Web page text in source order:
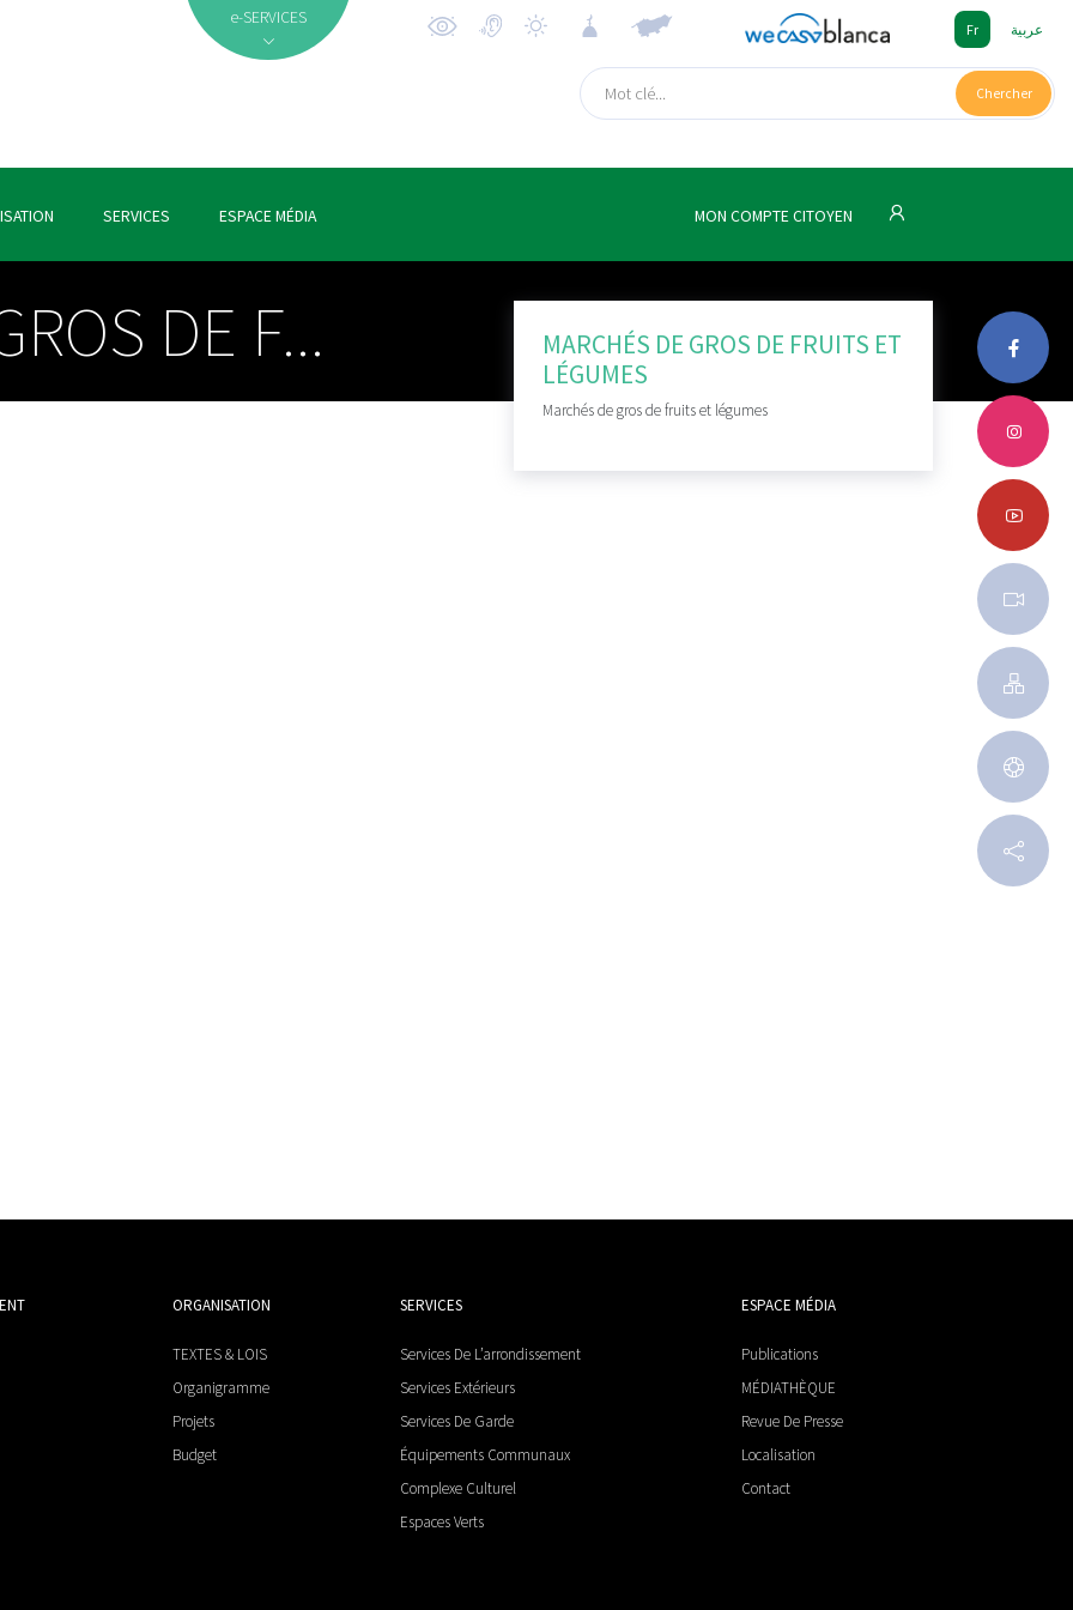
e-SERVICES
Fr عربية
Chercher
SERVICES ESPACE MÉDIA MON COMPTE CITOYEN
DE F...
MARCHÉS DE GROS DE FRUITS ET
LÉGUMES
Marchés de gros de fruits et légumes
ORGANISATION
TEXTES & LOIS
Organigramme
Projets
Budget
SERVICES
Services De L’arrondissement
Services Extérieurs
Services De Garde
Équipements Communaux
Complexe Culturel
Espaces Verts
ESPACE MÉDIA
Publications
MÉDIATHÈQUE
Revue De Presse
Localisation
Contact